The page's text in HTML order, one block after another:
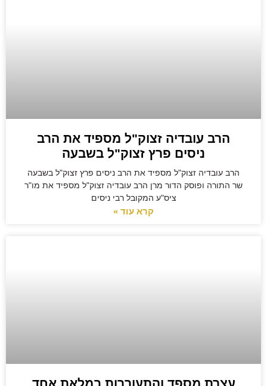
הרב עובדיה זצוק"ל מספיד את הרב
ניסים פרץ זצוק"ל בשבעה
הרב עובדיה זצוק"ל מספיד את הרב ניסים פרץ זצוק"ל בשבעה
שר התורה ופוסק הדור מרן הרב עובדיה זצוק"ל מספיד את מו"ר
ציס"ע המקובל רבי ניסים
קרא עוד »
עצרת מספד והתעוררות במלאת אחד